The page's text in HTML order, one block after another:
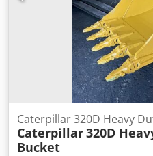
Caterpillar 320D Heavy
Caterpillar320D
Bucket